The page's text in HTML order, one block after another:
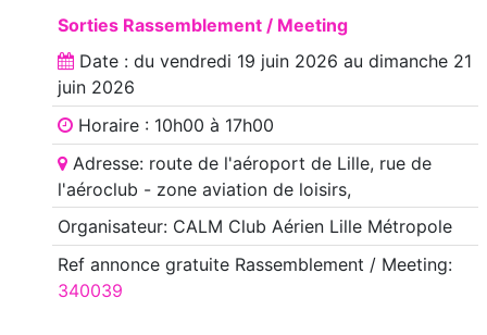
Sorties Rassemblement / Meeting
Date : du vendredi 19 juin 2026 au dimanche 21
juin 2026
Horaire : 10h00 à 17h00
Adresse: route de l'aéroport de Lille, rue de
l'aéroclub - zone aviation de loisirs,
Organisateur: CALM Club Aérien Lille Métropole
Ref annoncegratuite Rassemblement / Meeting:
340039